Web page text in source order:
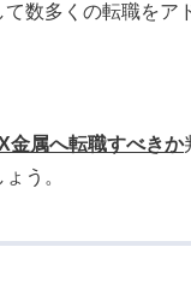
数多くの転職を
金属へ転職すべきか
う。